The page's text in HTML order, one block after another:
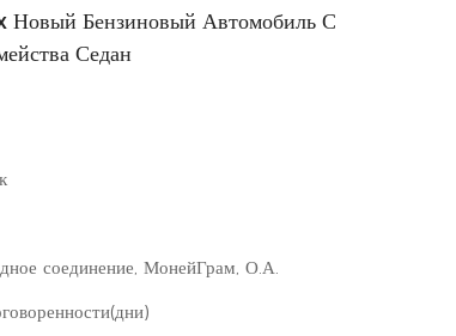
Бензиновый Автомобиль С
Седан
соединение, МонейГрам, О.А.